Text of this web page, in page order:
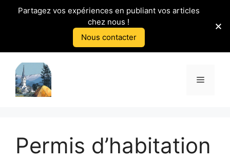
contenu
Menu
Permis d’habitation
Partagez vos expériences en publiant vos articles
chez nous !
Nous contacter